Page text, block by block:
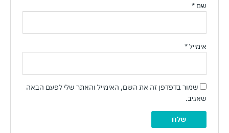
שם *
אימייל*
שמור בדפדפן זה את השם, האימייל והאתר שלי לפעם הבאה
שאגיב.